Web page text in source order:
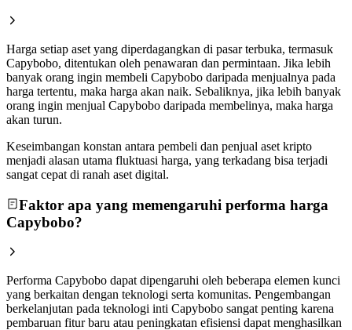
Harga setiap aset yang diperdagangkan di pasar terbuka, termasuk
Capybobo, ditentukan oleh penawaran dan permintaan. Jika lebih
banyak orang ingin membeli Capybobo daripada menjualnya pada
harga tertentu, maka harga akan naik. Sebaliknya, jika lebih banyak
orang ingin menjual Capybobo daripada membelinya, maka harga
akan turun.
Keseimbangan konstan antara pembeli dan penjual aset kripto
menjadi alasan utama fluktuasi harga, yang terkadang bisa terjadi
sangat cepat di ranah aset digital.
Faktor apa yang memengaruhi performa harga
Capybobo?
Performa Capybobo dapat dipengaruhi oleh beberapa elemen kunci
yang berkaitan dengan teknologi serta komunitas. Pengembangan
berkelanjutan pada teknologi inti Capybobo sangat penting karena
pembaruan fitur baru atau peningkatan efisiensi dapat menghasilkan